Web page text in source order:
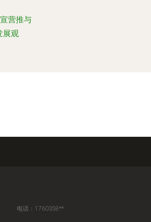
营推与
展观
电话：1760358**